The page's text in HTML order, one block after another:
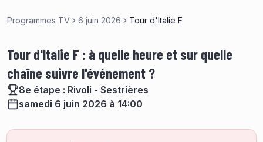
Programmes TV 6 juin 2026 Tour d'Italie F
Tour d'Italie F : à quelle heure et sur quelle
chaîne suivre l'événement ?
8e étape : Rivoli - Sestrières
samedi 6 juin 2026 à 14:00